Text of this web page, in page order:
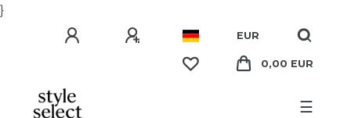
}
EUR
0,00 EUR
☰